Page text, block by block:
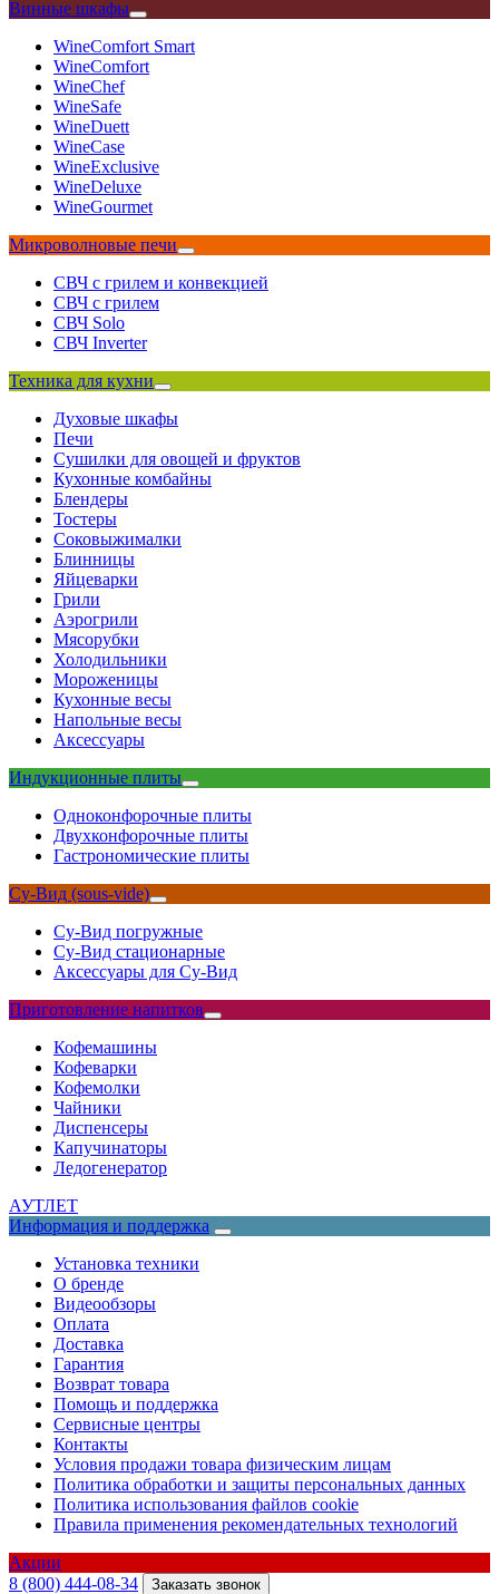
Винные шкафы
WineComfort Smart
WineComfort
WineChef
WineSafe
WineDuett
WineCase
WineExclusive
WineDeluxe
WineGourmet
Микроволновые печи
СВЧ с грилем и конвекцией
СВЧ с грилем
СВЧ Solo
СВЧ Inverter
Техника для кухни
Духовые шкафы
Печи
Сушилки для овощей и фруктов
Кухонные комбайны
Блендеры
Тостеры
Соковыжималки
Блинницы
Яйцеварки
Грили
Аэрогрили
Мясорубки
Холодильники
Мороженицы
Кухонные весы
Напольные весы
Аксессуары
Индукционные плиты
Одноконфорочные плиты
Двухконфорочные плиты
Гастрономические плиты
Су-Вид (sous-vide)
Су-Вид погружные
Су-Вид стационарные
Аксессуары для Су-Вид
Приготовление напитков
Кофемашины
Кофеварки
Кофемолки
Чайники
Диспенсеры
Капучинаторы
Ледогенератор
АУТЛЕТ
Информация и поддержка
Установка техники
О бренде
Видеообзоры
Оплата
Доставка
Гарантия
Возврат товара
Помощь и поддержка
Сервисные центры
Контакты
Условия продажи товара физическим лицам
Политика обработки и защиты персональных данных
Политика использования файлов cookie
Правила применения рекомендательных технологий
Акции
8 (800) 444-08-34
Заказать звонок